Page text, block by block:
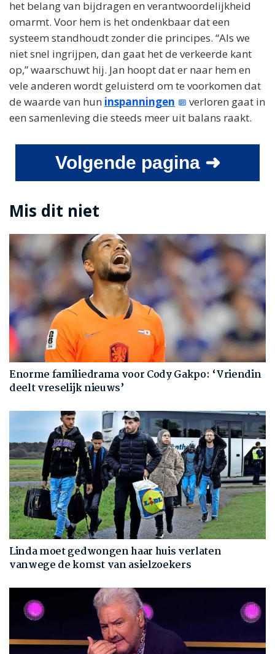
het belang van bijdragen en verantwoordelijkheid
omarmt. Voor hem is het ondenkbaar dat een
systeem standhoudt zonder die principes. “Als we
niet snel ingrijpen, dan gaat het de verkeerde kant
op,” waarschuwt hij. Jan hoopt dat er naar hem en
vele anderen wordt geluisterd om te voorkomen dat
de waarde van hun inspanningen
verloren gaat in
een samenleving die steeds meer uit balans raakt.
Volgende pagina ➜
Mis dit niet
Enorme familiedrama voor Cody Gakpo: ‘Vriendin
deelt vreselijk nieuws’
Linda moet gedwongen haar huis verlaten
vanwege de komst van asielzoekers